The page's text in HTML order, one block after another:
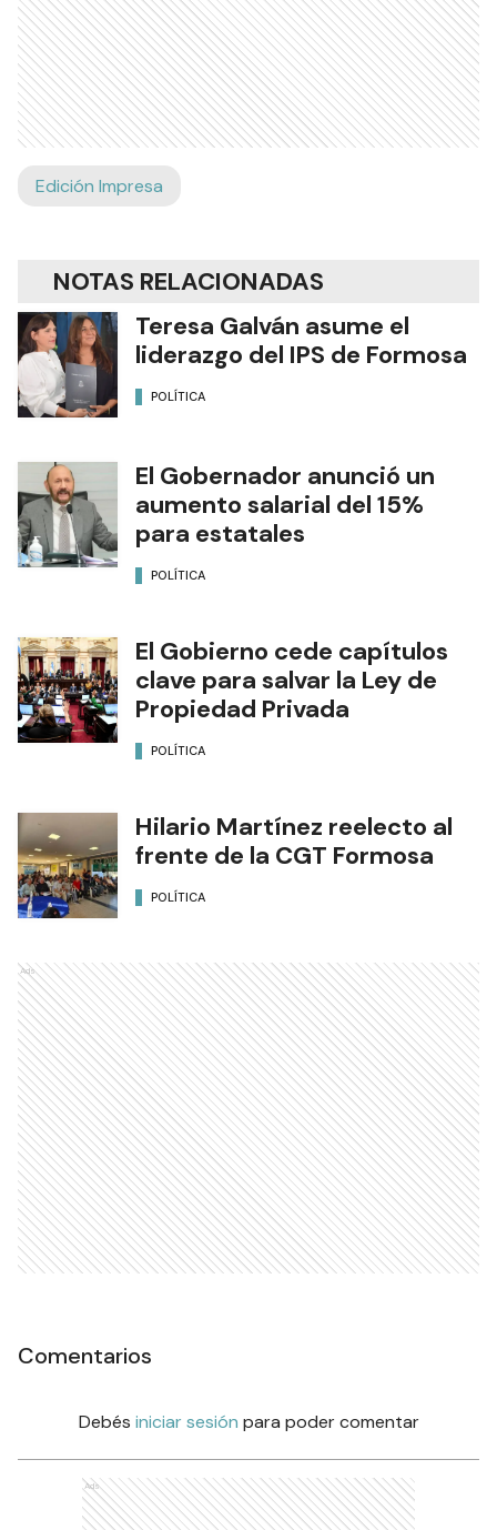
Edición Impresa
NOTAS RELACIONADAS
Teresa Galván asume el
liderazgo del IPS de Formosa
POLÍTICA
El Gobernador anunció un
aumento salarial del 15%
para estatales
POLÍTICA
El Gobierno cede capítulos
clave para salvar la Ley de
Propiedad Privada
POLÍTICA
Hilario Martínez reelecto al
frente de la CGT Formosa
POLÍTICA
Ads
Comentarios
Debés iniciar sesión para poder comentar
Ads